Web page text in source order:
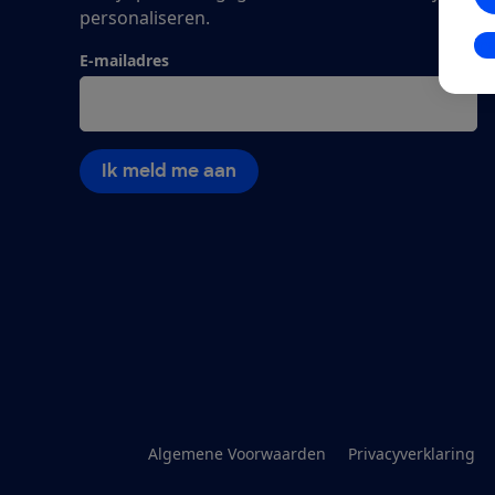
personaliseren.
E-mailadres
Ik meld me aan
Algemene Voorwaarden Privacyverklaring